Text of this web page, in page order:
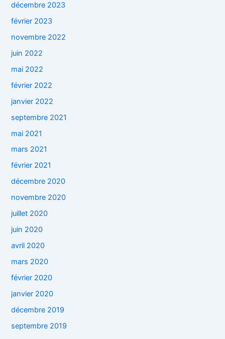
décembre 2023
février 2023
novembre 2022
juin 2022
mai 2022
février 2022
janvier 2022
septembre 2021
mai 2021
mars 2021
février 2021
décembre 2020
novembre 2020
juillet 2020
juin 2020
avril 2020
mars 2020
février 2020
janvier 2020
décembre 2019
septembre 2019